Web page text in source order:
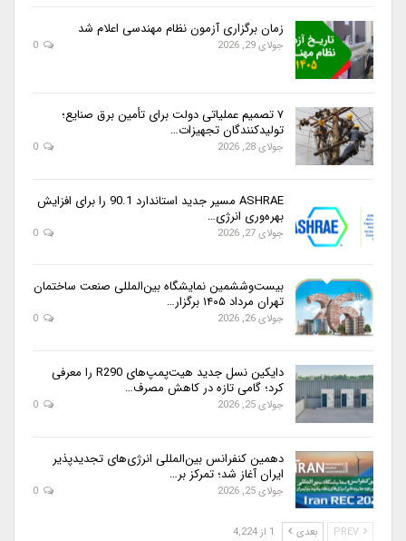
زمان برگزاری آزمون نظام مهندسی اعلام شد
جولای 29, 2026
۷ تصمیم عملیاتی دولت برای تأمین برق صنایع؛
تولیدکنندگان تجهیزات…
جولای 28, 2026
ASHRAE مسیر جدید استاندارد 90.1 را برای افزایش
بهره‌وری انرژی…
جولای 27, 2026
بیست‌وششمین نمایشگاه بین‌المللی صنعت ساختمان
تهران مرداد ۱۴۰۵ برگزار…
جولای 26, 2026
دایکین نسل جدید هیت‌پمپ‌های R290 را معرفی
کرد؛ گامی تازه در کاهش مصرف…
جولای 25, 2026
دهمین کنفرانس بین‌المللی انرژی‌های تجدیدپذیر
ایران آغاز شد؛ تمرکز بر…
جولای 25, 2026
بعدی 1 از 4,224